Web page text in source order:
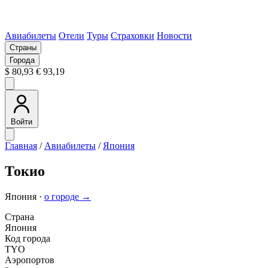
Авиабилеты Отели Туры Страховки Новости
Страны
Города
$ 80,93 € 93,19
Войти
Главная / Авиабилеты / Япония
Токио
Япония · о городе →
Страна
Япония
Код города
TYO
Аэропортов